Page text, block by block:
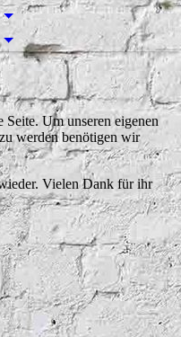
Um unseren eigenen
werden benötigen wir
Vielen Dank für ihr